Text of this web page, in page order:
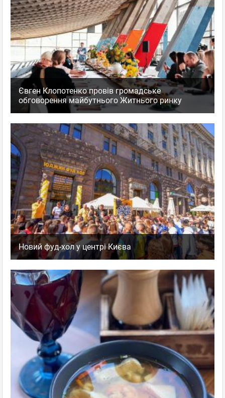
Євген Клопотенко провів громадське
обговорення майбутнього Житнього ринку
Новий фуд-хол у центрі Києва